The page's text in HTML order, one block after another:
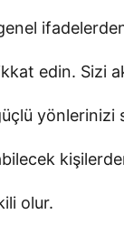
edin. Sizi
yönlerinizi
olur.